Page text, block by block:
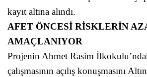
kayıt altına alındı.
AFET ÖNCESİ RİSKLERİN
AMAÇLANIYOR
Projenin Ahmet Rasim
çalışmasının açılış konuşmasını